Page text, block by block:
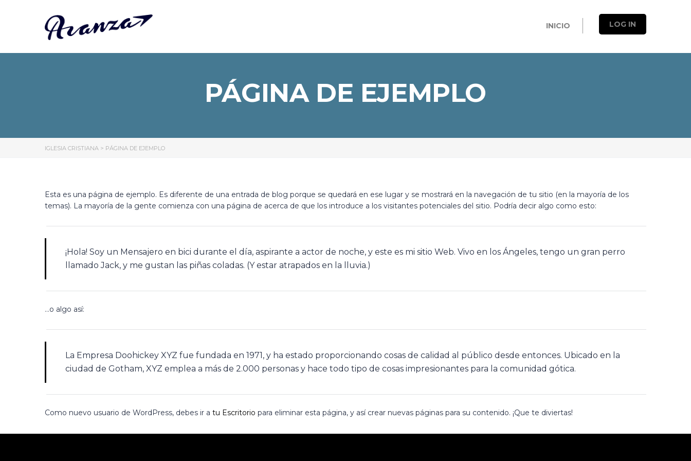
LOG IN
INICIO
PÁGINA DE EJEMPLO
IGLESIA CRISTIANA > PÁGINA DE EJEMPLO
Esta es una página de ejemplo. Es diferente de una entrada de blog porque se quedará en ese lugar y se mostrará en la navegación de tu sitio (en la mayoría de los
temas). La mayoría de la gente comienza con una página de acerca de que los introduce a los visitantes potenciales del sitio. Podría decir algo como esto:
¡Hola! Soy un Mensajero en bici durante el día, aspirante a actor de noche, y este es mi sitio Web. Vivo en los Ángeles, tengo un gran perro
llamado Jack, y me gustan las piñas coladas. (Y estar atrapados en la lluvia.)
…o algo así:
La Empresa Doohickey XYZ fue fundada en 1971, y ha estado proporcionando cosas de calidad al público desde entonces. Ubicado en la
ciudad de Gotham, XYZ emplea a más de 2.000 personas y hace todo tipo de cosas impresionantes para la comunidad gótica.
Como nuevo usuario de WordPress, debes ir a tu Escritorio para eliminar esta página, y así crear nuevas páginas para su contenido. ¡Que te diviertas!